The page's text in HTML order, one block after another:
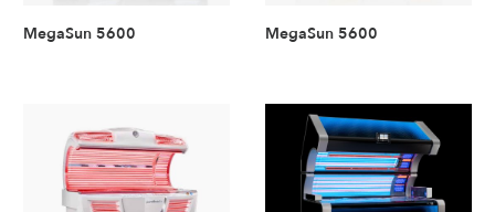
MegaSun 5600 MegaSun 5600